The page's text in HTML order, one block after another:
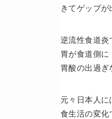
きてゲップが
逆流性食道炎
胃が食道側
胃酸の出過ぎ
元々日本人に
食生活の変化